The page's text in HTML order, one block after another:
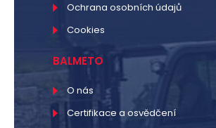
Ochrana osobních údajů
Cookies
BALMETO
O nás
Certifikace a osvědčení